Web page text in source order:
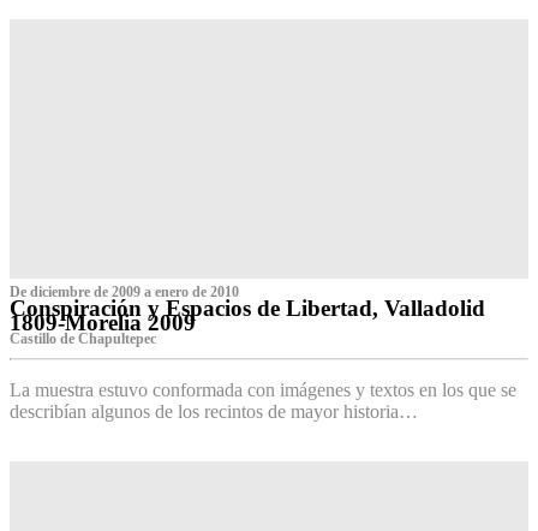
De diciembre de 2009 a enero de 2010
Conspiración y Espacios de Libertad, Valladolid
1809-Morelia 2009
Castillo de Chapultepec
La muestra estuvo conformada con imágenes y textos en los que se
describían algunos de los recintos de mayor historia…